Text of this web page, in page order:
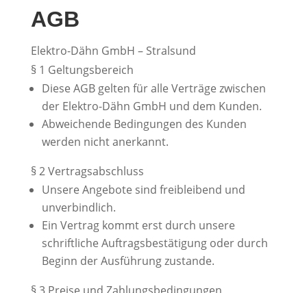
AGB
Elektro-Dähn GmbH – Stralsund
§ 1 Geltungsbereich
Diese AGB gelten für alle Verträge zwischen
der Elektro-Dähn GmbH und dem Kunden.
Abweichende Bedingungen des Kunden
werden nicht anerkannt.
§ 2 Vertragsabschluss
Unsere Angebote sind freibleibend und
unverbindlich.
Ein Vertrag kommt erst durch unsere
schriftliche Auftragsbestätigung oder durch
Beginn der Ausführung zustande.